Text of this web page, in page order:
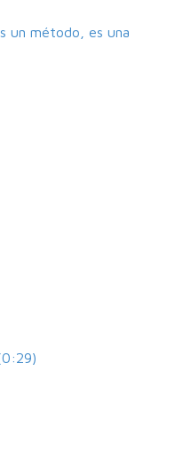
un método, es una